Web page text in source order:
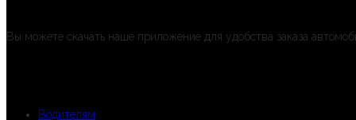
Вы можете скачать наше приложение для удобства заказа
Водителям